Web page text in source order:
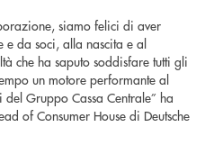
siamo felici di aver
e da soci, alla nascita e al
che ha saputo soddisfare tutti gli
un motore performante al
Gruppo Cassa Centrale” ha
of Consumer House di Deutsche